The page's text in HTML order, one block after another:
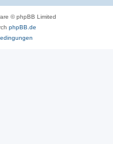
© phpBB Limited
phpBB.de